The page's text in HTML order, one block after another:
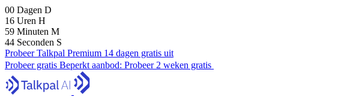
00 Dagen D
16 Uren H
59 Minuten M
43 Seconden S
Probeer Talkpal Premium 14 dagen gratis uit
Probeer gratis Beperkt aanbod: Probeer 2 weken gratis